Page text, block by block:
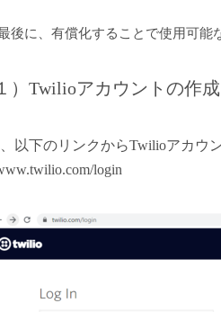
後に、有償化することで使用可能
）Twilioアカウントの作成
以下のリンクからTwilioアカウ
login